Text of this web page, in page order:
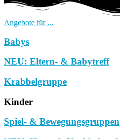
Angebote für ...
Babys
NEU: Eltern- & Babytreff
Krabbelgruppe
Kinder
Spiel- & Bewegungsgruppen